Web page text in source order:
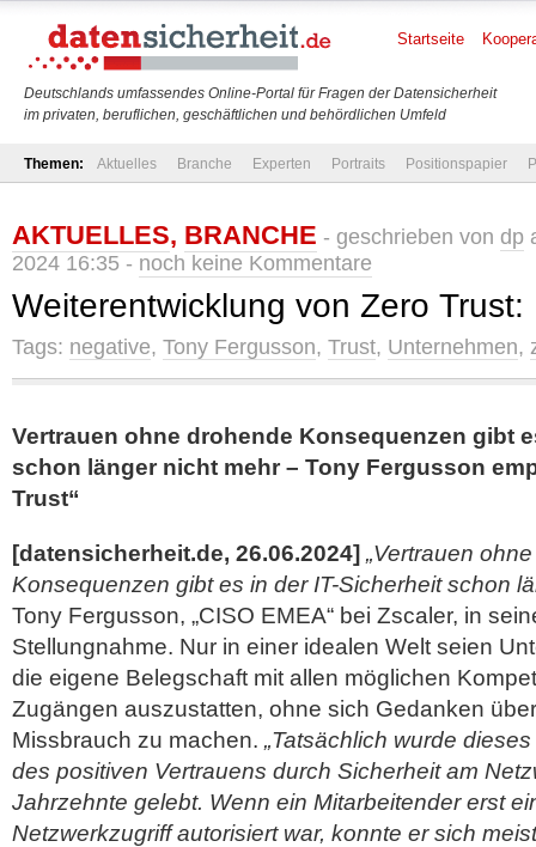
Deutschlands umfassendes Online-Portal für Fragen der Datensicherheit
im privaten, beruflichen, geschäftlichen und behördlichen Umfeld
Startseite
Themen: Aktuelles Branche Experten Portraits Positionspapier
AKTUELLES, BRANCHE - geschrieben von dp
2024 16:35 - noch keine Kommentare
Weiterentwicklung von Zero Trust:
Tags: negative, Tony Fergusson, Trust, Unternehmen,
Vertrauen ohne drohende Konsequenzen gibt
schon länger nicht mehr – Tony Fergusson
Trust“
[datensicherheit.de, 26.06.2024] „Vertrauen
Konsequenzen gibt es in der IT-Sicherheit schon
Tony Fergusson, „CISO EMEA“ bei Zscaler, in
Stellungnahme. Nur in einer idealen Welt seien
die eigene Belegschaft mit allen möglichen
Zugängen auszustatten, ohne sich Gedanken
Missbrauch zu machen. „Tatsächlich wurde
des positiven Vertrauens durch Sicherheit am
Jahrzehnte gelebt. Wenn ein Mitarbeitender erst
Netzwerkzugriff autorisiert war, konnte er sich